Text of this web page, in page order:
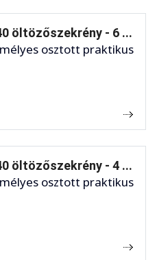
öltözőszekrény - 6 ...
osztott praktikus
öltözőszekrény - 4 ...
osztott praktikus